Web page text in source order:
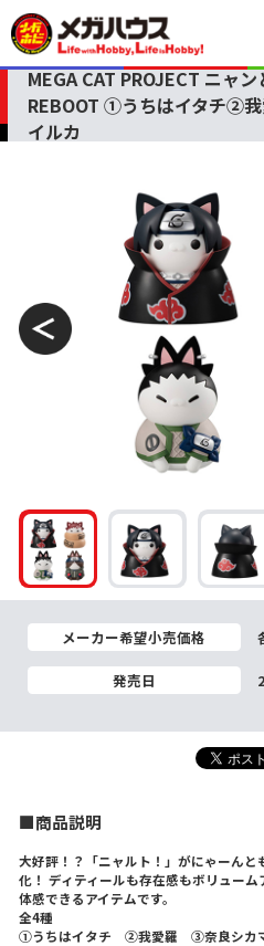
MEGA CAT PROJECT ニャ
REBOOT ①うちはイタチ②
イルカ
メーカー希望小売価格
発売日
■商品説明
大好評！？「ニャルト！」がにゃーん
化！ ディティールも存在感もボリュー
体感できるアイテムです。
全4種
①うちはイタチ ②我愛羅 ③奈良シカ